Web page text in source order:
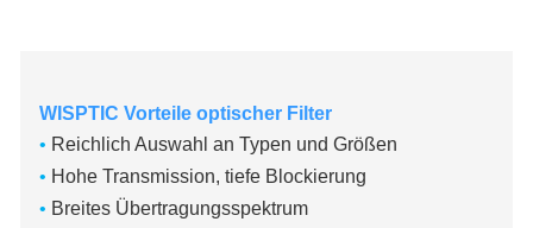
WISPTIC Vorteile optischer Filter
• Reichlich Auswahl an Typen und Größen
• Hohe Transmission, tiefe Blockierung
• Breites Übertragungsspektrum